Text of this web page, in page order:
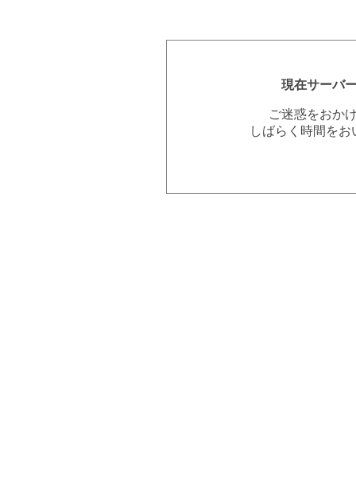
現在サーバ
ご迷惑をおか
しばらく時間を